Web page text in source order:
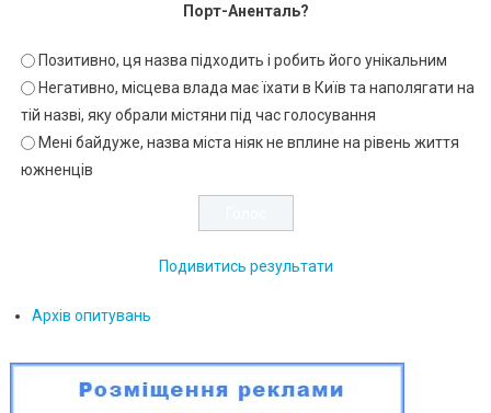
Порт-Аненталь?
Позитивно, ця назва підходить і робить його унікальним
Негативно, місцева влада має їхати в Київ та наполягати на
тій назві, яку обрали містяни під час голосування
Мені байдуже, назва міста ніяк не вплине на рівень життя
южненців
Подивитись результати
Архів опитувань